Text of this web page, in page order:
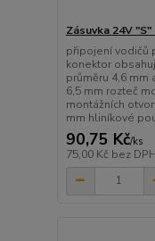
Zásuvka 24V
připojení vodičů
konektor
průměru 4,6 mm
6,5 mm rozteč
montážních
mm hliníkové
90,75 Kč/ks
75,00 Kč bez DPH